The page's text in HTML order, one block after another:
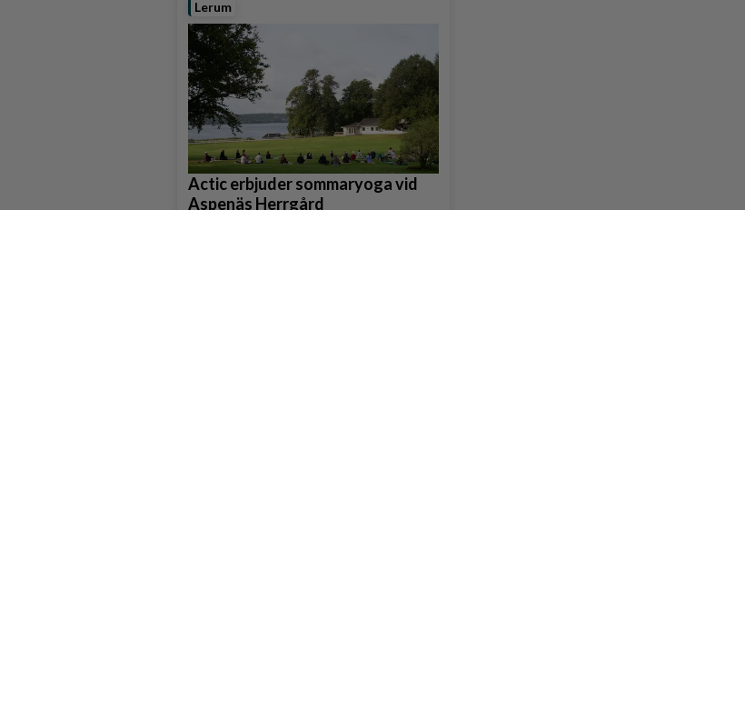
Lerum
Actic erbjuder sommaryoga vid
Aspenäs Herrgård